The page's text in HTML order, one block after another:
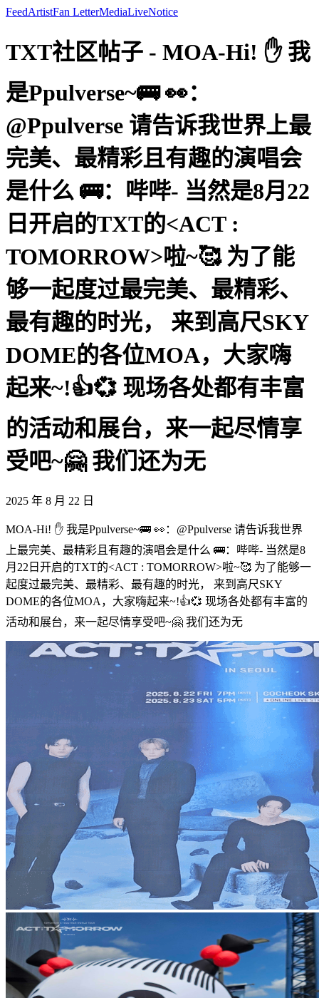
FeedArtistFan LetterMediaLiveNotice
TXT社区帖子 - MOA-Hi! ✋ 我
是Ppulverse~🚌 👀：
@Ppulverse 请告诉我世界上最
完美、最精彩且有趣的演唱会
是什么 🚌：哔哔- 当然是8月22
日开启的TXT的<ACT :
TOMORROW>啦~🥰 为了能
够一起度过最完美、最精彩、
最有趣的时光， 来到高尺SKY
DOME的各位MOA，大家嗨
起来~!👍💞 现场各处都有丰富
的活动和展台，来一起尽情享
受吧~🤗 我们还为无
2025 年 8 月 22 日
MOA-Hi! ✋ 我是Ppulverse~🚌 👀：@Ppulverse 请告诉我世界
上最完美、最精彩且有趣的演唱会是什么 🚌：哔哔- 当然是8
月22日开启的TXT的<ACT : TOMORROW>啦~🥰 为了能够一
起度过最完美、最精彩、最有趣的时光， 来到高尺SKY
DOME的各位MOA，大家嗨起来~!👍💞 现场各处都有丰富的
活动和展台，来一起尽情享受吧~🤗 我们还为无